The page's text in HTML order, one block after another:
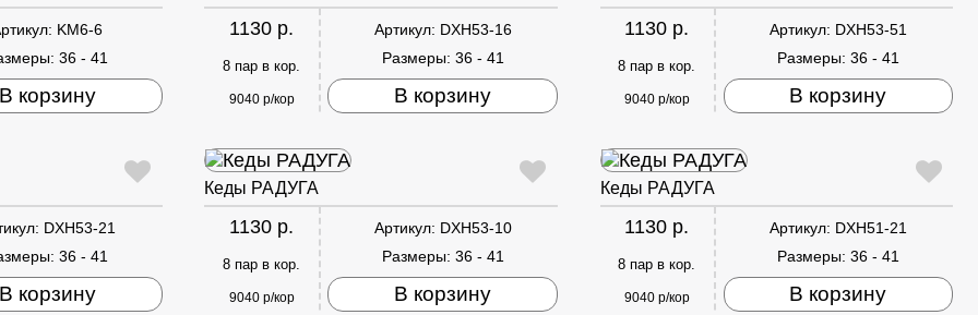
KM6-6
36 - 41
В корзину
1130 р.
8 пар в кор.
9040 р/кор
Артикул: DXH53-16
Размеры: 36 - 41
В корзину
1130 р.
8 пар в кор.
9040 р/кор
Артикул: DXH53-51
Размеры: 36 - 41
В корзину
DXH53-21
36 - 41
В корзину
Кеды РАДУГА
1130 р.
8 пар в кор.
9040 р/кор
Артикул: DXH53-10
Размеры: 36 - 41
В корзину
Кеды РАДУГА
1130 р.
8 пар в кор.
9040 р/кор
Артикул: DXH51-21
Размеры: 36 - 41
В корзину